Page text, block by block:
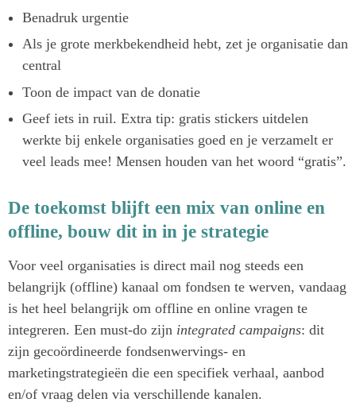
Benadruk urgentie
Als je grote merkbekendheid hebt, zet je organisatie dan
central
Toon de impact van de donatie
Geef iets in ruil. Extra tip: gratis stickers uitdelen
werkte bij enkele organisaties goed en je verzamelt er
veel leads mee! Mensen houden van het woord “gratis”.
De toekomst blijft een mix van online en
offline, bouw dit in in je strategie
Voor veel organisaties is direct mail nog steeds een
belangrijk (offline) kanaal om fondsen te werven, vandaag
is het heel belangrijk om offline en online vragen te
integreren. Een must-do zijn integrated campaigns: dit
zijn gecoördineerde fondsenwervings- en
marketingstrategieën die een specifiek verhaal, aanbod
en/of vraag delen via verschillende kanalen.